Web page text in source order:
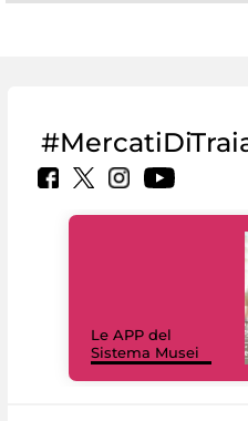
Le APP del
Sistema Musei